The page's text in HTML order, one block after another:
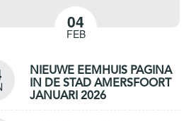
04
FEB
NIEUWE EEMHUIS PAGINA
IN DE STAD AMERSFOORT
JANUARI 2026